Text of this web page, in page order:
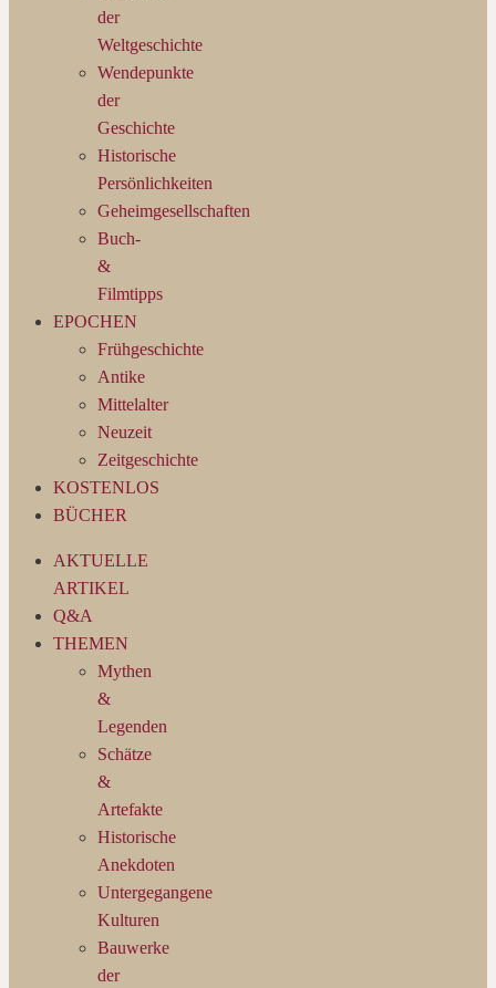
der
Weltgeschichte
Wendepunkte
der
Geschichte
Historische
Persönlichkeiten
Geheimgesellschaften
Buch-
&
Filmtipps
EPOCHEN
Frühgeschichte
Antike
Mittelalter
Neuzeit
Zeitgeschichte
KOSTENLOS
BÜCHER
AKTUELLE
ARTIKEL
Q&A
THEMEN
Mythen
&
Legenden
Schätze
&
Artefakte
Historische
Anekdoten
Untergegangene
Kulturen
Bauwerke
der